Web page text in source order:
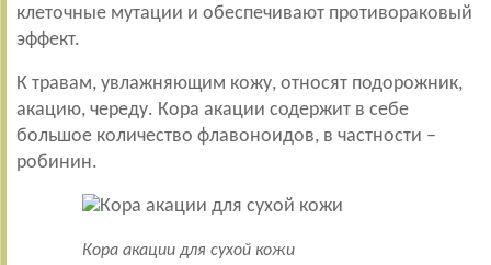
клеточные мутации и обеспечивают противораковый
эффект.
К травам, увлажняющим кожу, относят подорожник,
акацию, череду. Кора акации содержит в себе
большое количество флавоноидов, в частности –
робинин.
Кора акации для сухой кожи